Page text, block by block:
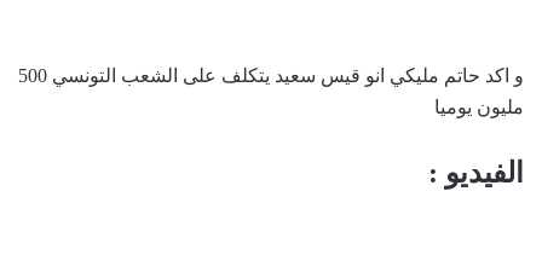
و اكد حاتم مليكي انو قيس سعيد يتكلف على الشعب التونسي 500
مليون يوميا
الفيديو :